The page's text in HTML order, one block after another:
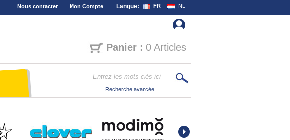
Langue: FR NL
Nous contacter Mon Compte
Panier : 0 Articles
Recherche avancée